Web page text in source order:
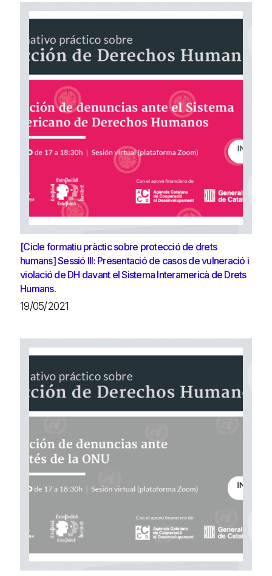
[Cicle formatiu pràctic sobre protecció de drets
humans] Sessió III: Presentació de casos de vulneració i
violació de DH davant el Sistema Interamericà de Drets
Humans.
19/05/2021